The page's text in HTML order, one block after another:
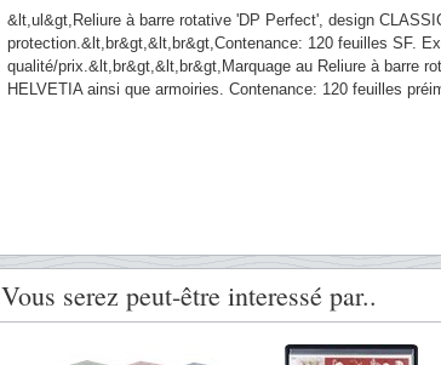
&lt,ul&gt,Reliure à barre rotative 'DP Perfect', design
protection.&lt,br&gt,&lt,br&gt,Contenance: 120 feuilles SF.
qualité/prix.&lt,br&gt,&lt,br&gt,Marquage au Reliure à barre
HELVETIA ainsi que armoiries. Contenance: 120 feuilles
Vous serez peut-être interessé par..